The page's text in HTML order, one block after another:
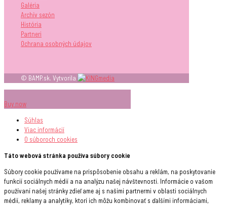
Galéria
Archív sezón
História
Partneri
Ochrana osobných údajov
© BAMP.sk. Vytvorila
Buy now
Súhlas
Viac informácií
O súboroch cookies
Táto webová stránka používa súbory cookie
Súbory cookie používame na prispôsobenie obsahu a reklám, na poskytovanie
funkcií sociálnych médií a na analýzu našej návštevnosti. Informácie o vašom
používaní našej stránky zdieľame aj s našimi partnermi v oblasti sociálnych
médií, reklamy a analytiky, ktorí ich môžu kombinovať s ďalšími informáciami,